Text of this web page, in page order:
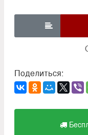

Поделиться: